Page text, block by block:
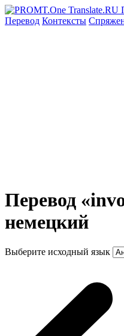
Перевод Контексты
Перевод
немецкий
Выберите исходный язык